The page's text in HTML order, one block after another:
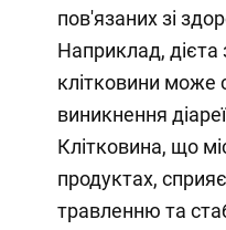
пов'язаних зі
Наприклад,
клітковини може
виникнення
Клітковина, що
продуктах,
травленню та